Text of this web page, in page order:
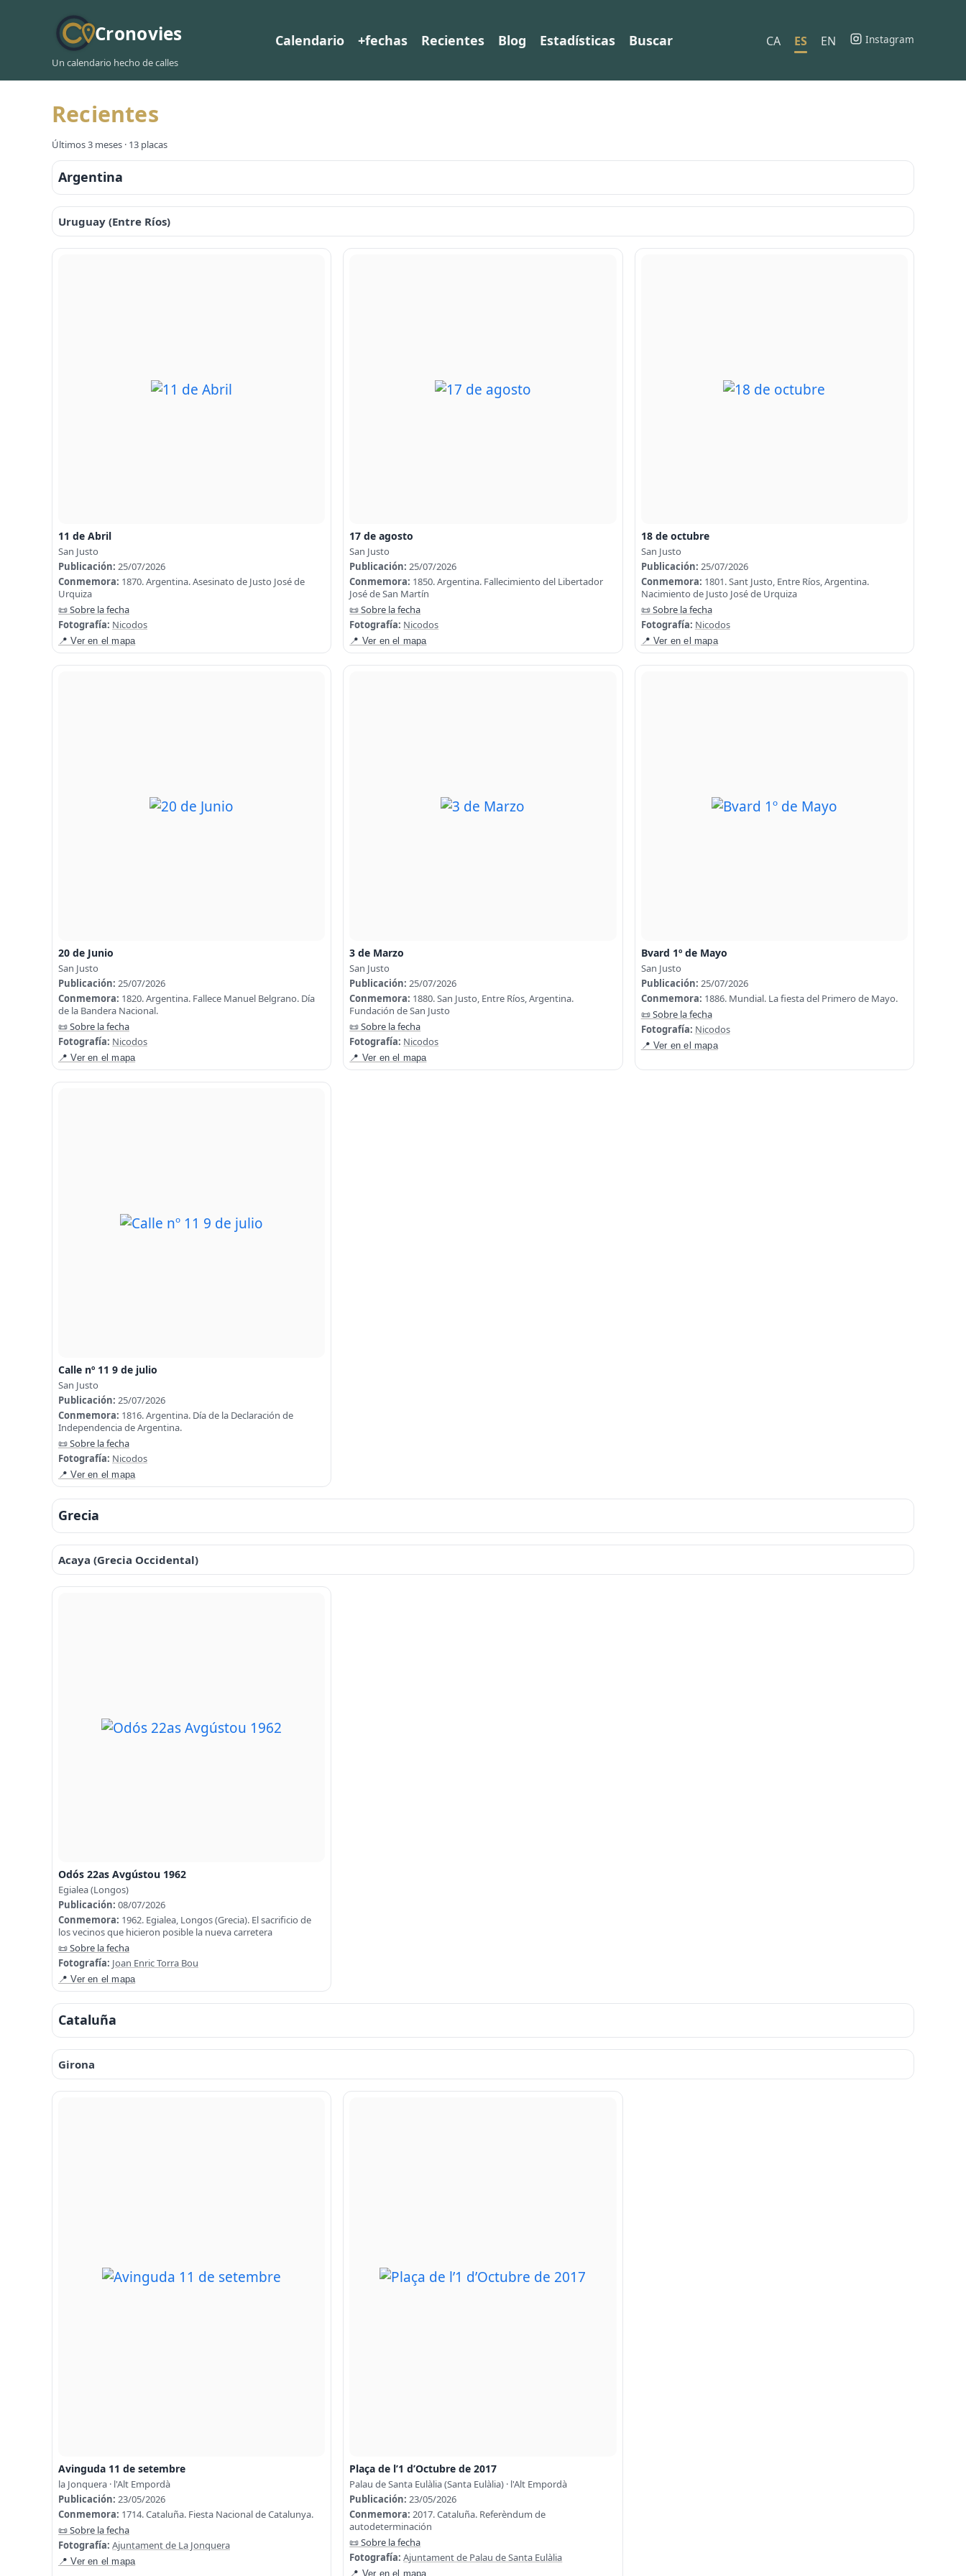
Cronovies
Un calendario hecho de calles
Calendario +fechas Recientes Blog Estadísticas Buscar CA ES EN Instagram
Recientes
Últimos 3 meses · 13 placas
Argentina
Uruguay (Entre Ríos)
11 de Abril
San Justo
Publicación: 25/07/2026
Conmemora: 1870. Argentina. Asesinato de Justo José de
Urquiza
📜 Sobre la fecha
Fotografía: Nicodos
📍 Ver en el mapa
17 de agosto
San Justo
Publicación: 25/07/2026
Conmemora: 1850. Argentina. Fallecimiento del Libertador
José de San Martín
📜 Sobre la fecha
Fotografía: Nicodos
📍 Ver en el mapa
18 de octubre
San Justo
Publicación: 25/07/2026
Conmemora: 1801. Sant Justo, Entre Ríos, Argentina.
Nacimiento de Justo José de Urquiza
📜 Sobre la fecha
Fotografía: Nicodos
📍 Ver en el mapa
20 de Junio
San Justo
Publicación: 25/07/2026
Conmemora: 1820. Argentina. Fallece Manuel Belgrano. Día
de la Bandera Nacional.
📜 Sobre la fecha
Fotografía: Nicodos
📍 Ver en el mapa
3 de Marzo
San Justo
Publicación: 25/07/2026
Conmemora: 1880. San Justo, Entre Ríos, Argentina.
Fundación de San Justo
📜 Sobre la fecha
Fotografía: Nicodos
📍 Ver en el mapa
Bvard 1º de Mayo
San Justo
Publicación: 25/07/2026
Conmemora: 1886. Mundial. La fiesta del Primero de Mayo.
📜 Sobre la fecha
Fotografía: Nicodos
📍 Ver en el mapa
Calle nº 11 9 de julio
San Justo
Publicación: 25/07/2026
Conmemora: 1816. Argentina. Día de la Declaración de
Independencia de Argentina.
📜 Sobre la fecha
Fotografía: Nicodos
📍 Ver en el mapa
Grecia
Acaya (Grecia Occidental)
Odós 22as Avgústou 1962
Egialea (Longos)
Publicación: 08/07/2026
Conmemora: 1962. Egialea, Longos (Grecia). El sacrificio de
los vecinos que hicieron posible la nueva carretera
📜 Sobre la fecha
Fotografía: Joan Enric Torra Bou
📍 Ver en el mapa
Cataluña
Girona
Avinguda 11 de setembre
la Jonquera · l'Alt Empordà
Publicación: 23/05/2026
Conmemora: 1714. Cataluña. Fiesta Nacional de Catalunya.
📜 Sobre la fecha
Fotografía: Ajuntament de La Jonquera
📍 Ver en el mapa
Plaça de l’1 d’Octubre de 2017
Palau de Santa Eulàlia (Santa Eulàlia) · l'Alt Empordà
Publicación: 23/05/2026
Conmemora: 2017. Cataluña. Referèndum de
autodeterminación
📜 Sobre la fecha
Fotografía: Ajuntament de Palau de Santa Eulàlia
📍 Ver en el mapa